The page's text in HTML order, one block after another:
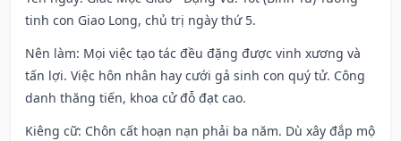
tinh con Giao Long, chủ trị ngày thứ 5.
Nên làm: Mọi việc tạo tác đều đặng được vinh xương và
tấn lợi. Việc hôn nhân hay cưới gả sinh con quý tử. Công
danh thăng tiến, khoa cử đỗ đạt cao.
Kiêng cữ: Chôn cất hoạn nạn phải ba năm. Dù xây đắp mộ